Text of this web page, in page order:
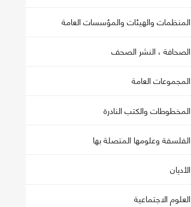
المنظمات والهيئات والمؤسسات العامة
الصحافة ، النشر الصحف
المجموعات العامة
المخطوطات والكتب النادرة
الفلسفة وعلومها المتصلة بها
الأديان
العلوم الاجتماعية